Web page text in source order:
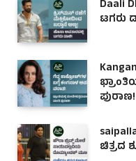
Daali
ಟಗರು
ಪುರಾಣ!
ಚಿತ್ರದ